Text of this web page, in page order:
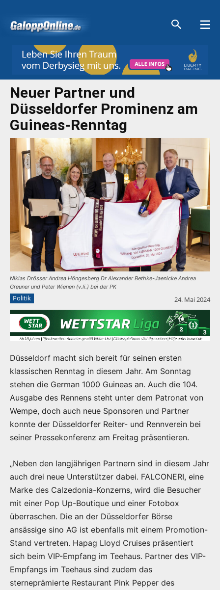
Neuer Partner und
Düsseldorfer Prominenz am
Guineas-Renntag
Niklas Drösser Andrea Höngesberg Dr Alexander Bethke-Jaenicke Andrea
Greuner und Peter Wienen (v.li.) bei der PK
Politik 24. Mai 2024
Düsseldorf macht sich bereit für seinen ersten
klassischen Renntag in diesem Jahr. Am Sonntag
stehen die German 1000 Guineas an. Auch die 104.
Ausgabe des Rennens steht unter dem Patronat von
Wempe, doch auch neue Sponsoren und Partner
konnte der Düsseldorfer Reiter- und Rennverein bei
seiner Pressekonferenz am Freitag präsentieren.
„Neben den langjährigen Partnern sind in diesem Jahr
auch drei neue Unterstützer dabei. FALCONERI, eine
Marke des Calzedonia-Konzerns, wird die Besucher
mit einer Pop Up-Boutique und einer Fotobox
überraschen. Die an der Düsseldorfer Börse
ansässige sino AG ist ebenfalls mit einem Promotion-
Stand vertreten. Hapag Lloyd Cruises präsentiert
sich beim VIP-Empfang im Teehaus. Partner des VIP-
Empfangs im Teehaus sind zudem das
sterneprämierte Restaurant Pink Pepper des